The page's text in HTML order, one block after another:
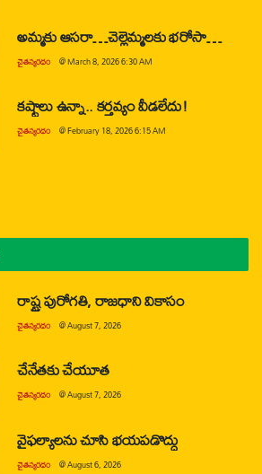
అమ్మకు ఆసరా…చెల్లెమ్మలకు భరోసా…
చైతన్యరధం @March 8, 2026 6:30 AM
కష్టాలు ఉన్నా.. కర్తవ్యం వీడలేదు!
చైతన్యరధం @February 18, 2026 6:15 AM
రాష్ట్ర పురోగతి, రాజధాని వికాసం
చైతన్యరధం @August 7, 2026
చేనేతకు చేయూత
చైతన్యరధం @August 7, 2026
వైఫల్యాలను చూసి భయపడొద్దు
చైతన్యరధం @August 6, 2026